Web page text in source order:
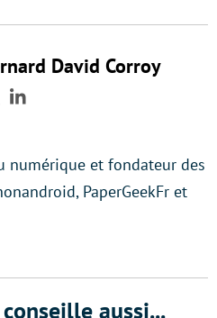
David Corroy
LinkedIn
numérique et fondateur des
PaperGeekFr et
aussi...